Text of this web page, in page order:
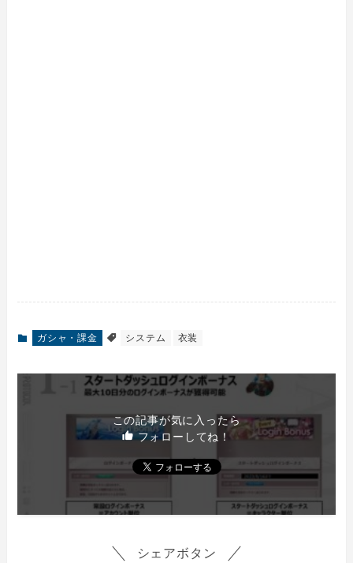
ガシャ・課金 システム 衣装
この記事が気に入ったら
フォローしてね！
シェアボタン